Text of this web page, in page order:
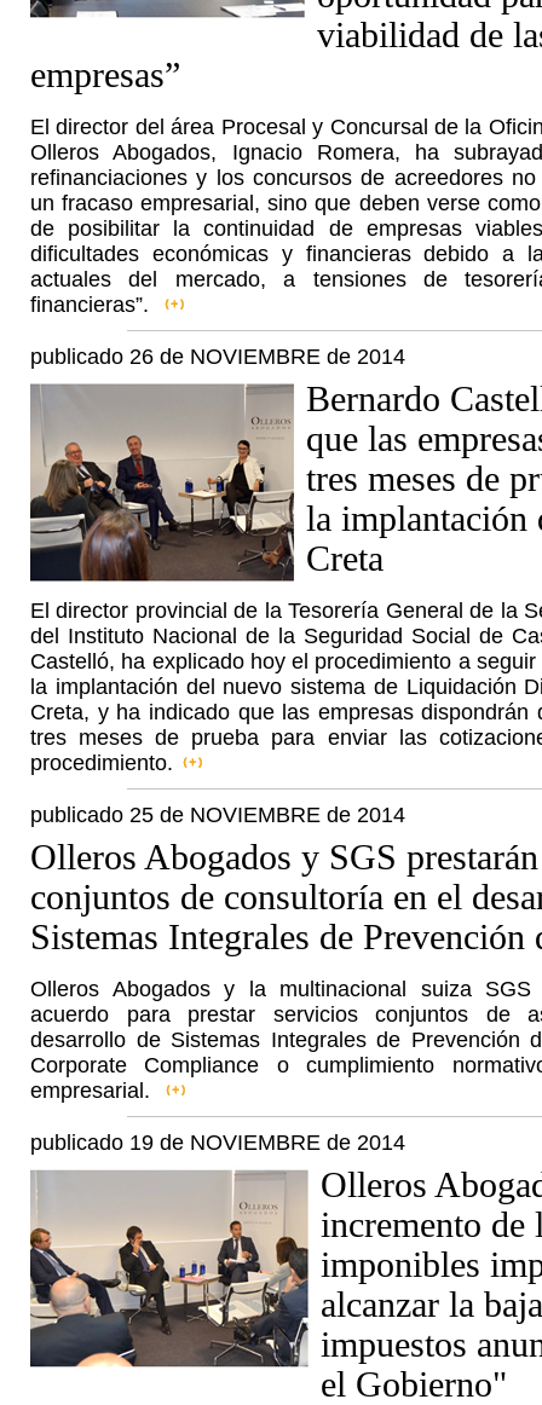
viabilidad de
empresas”
El director del área Procesal y Concursal de la
Olleros Abogados, Ignacio Romera, ha
refinanciaciones y los concursos de acreedores
un fracaso empresarial, sino que deben verse
de posibilitar la continuidad de empresas
dificultades económicas y financieras debido a
actuales del mercado, a tensiones de
financieras”.
publicado 26 de NOVIEMBRE de 2014
Bernardo
que las
tres meses de
la implantación
Creta
El director provincial de la Tesorería General de la
del Instituto Nacional de la Seguridad Social de
Castelló, ha explicado hoy el procedimiento a
la implantación del nuevo sistema de Liquidación
Creta, y ha indicado que las empresas dispondrán
tres meses de prueba para enviar las
procedimiento.
publicado 25 de NOVIEMBRE de 2014
Olleros Abogados y SGS
conjuntos de consultoría en el
Sistemas Integrales de Prevención
Olleros Abogados y la multinacional suiza
acuerdo para prestar servicios conjuntos de
desarrollo de Sistemas Integrales de Prevención
Corporate Compliance o cumplimiento
empresarial.
publicado 19 de NOVIEMBRE de 2014
Olleros
incremento de
imponibles
alcanzar la
impuestos
el Gobierno"